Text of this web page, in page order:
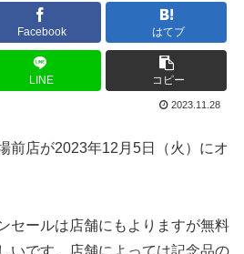
Facebook はてブ
LINE コピー
2023.11.28
前店が2023年12月5日（火）にオ
セールは店舗にもよりますが無料